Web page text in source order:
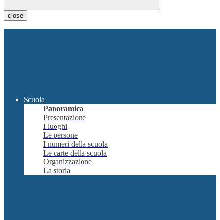
close
Scuola
Panoramica
Presentazione
I luoghi
Le persone
I numeri della scuola
Le carte della scuola
Organizzazione
La storia